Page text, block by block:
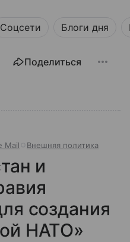
Соцсети Блоги дня
Поделиться
Mail Внешняя политика
и
создания
НАТО»